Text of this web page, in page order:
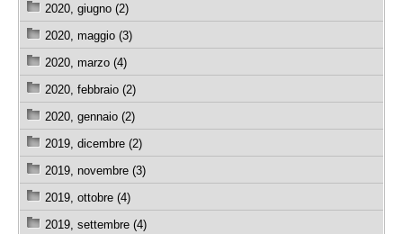
2020, giugno (2)
2020, maggio (3)
2020, marzo (4)
2020, febbraio (2)
2020, gennaio (2)
2019, dicembre (2)
2019, novembre (3)
2019, ottobre (4)
2019, settembre (4)